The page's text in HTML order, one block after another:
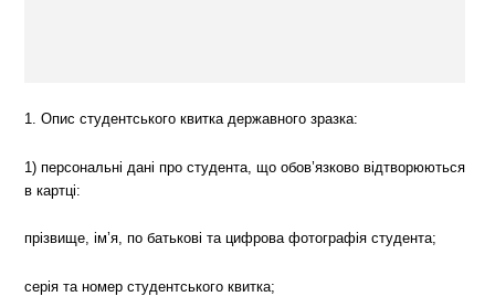
1. Опис студентського квитка державного зразка:
1) персональні дані про студента, що обов’язково відтворюються
в картці:
прізвище, ім’я, по батькові та цифрова фотографія студента;
серія та номер студентського квитка;